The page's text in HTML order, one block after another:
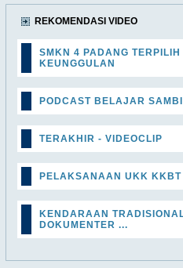
REKOMENDASI VIDEO
SMKN 4 PADANG
KEUNGGULAN
PODCAST BELAJAR
TERAKHIR - VIDEOCLIP
PELAKSANAAN UKK
KENDARAAN
DOKUMENTER ...